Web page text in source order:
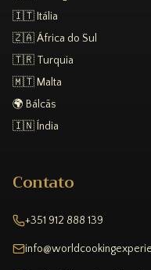
🇮🇹 Itália
🇿🇦 África do Sul
🇹🇷 Turquia
🇲🇹 Malta
🌍 Bálcãs
🇮🇳 Índia
Contato
+351 912 888 139